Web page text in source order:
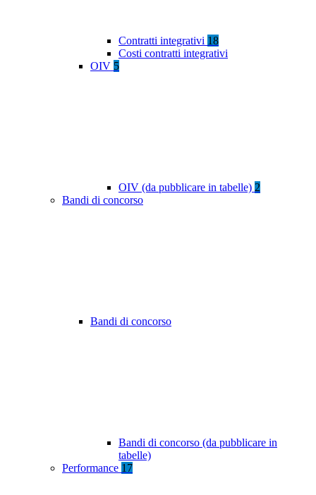
Contratti integrativi 18
Costi contratti integrativi
OIV 5
OIV (da pubblicare in tabelle) 2
Bandi di concorso
Bandi di concorso
Bandi di concorso (da pubblicare in
tabelle)
Performance 17